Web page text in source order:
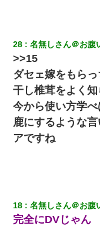
妻が亡くなったんだけ
13歳娘が元嫁のところ
からない
彼女にプロポーズして
れて無事婚約破棄・・・
見合いにて。嫁「はじ
すか？」
28 名無しさん＠お腹
>>15
ダセェ嫁をもら
干し椎茸をよく
今から使い方学
鹿にするような
アですね
18 名無しさん＠お腹
完全にDVじゃん